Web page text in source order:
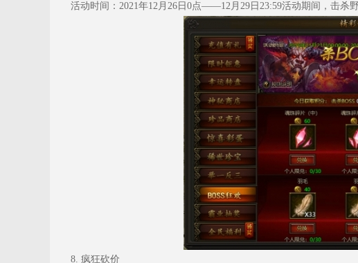
活动时间：2021年12月26日0点——12月29日23:59活动期间，击杀
8. 疯狂砍价